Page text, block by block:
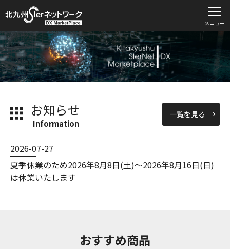
メニュー
お知らせ 一覧を見る
2026-07-27
夏季休業のため2026年8月8日(土)～2026年8月16日(日)
は休業いたします
おすすめ商品